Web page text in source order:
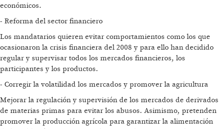
económicos.
- Reforma del sector financiero
Los mandatarios quieren evitar comportamientos como los que
ocasionaron la crisis financiera del 2008 y para ello han decidido
regular y supervisar todos los mercados financieros, los
participantes y los productos.
- Corregir la volatilidad los mercados y promover la agricultura
Mejorar la regulación y supervisión de los mercados de derivados
de materias primas para evitar los abusos. Asimismo, pretenden
promover la producción agrícola para garantizar la alimentación